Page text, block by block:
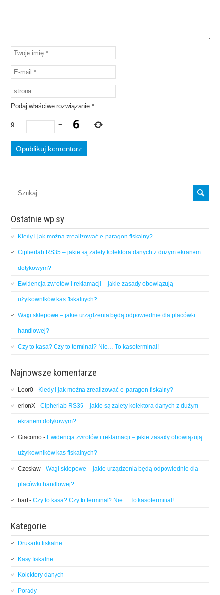
Podaj właściwe rozwiązanie *
9 − =
Ostatnie wpisy
Kiedy i jak można zrealizować e-paragon fiskalny?
Cipherlab RS35 – jakie są zalety kolektora danych z dużym ekranem
dotykowym?
Ewidencja zwrotów i reklamacji – jakie zasady obowiązują
użytkowników kas fiskalnych?
Wagi sklepowe – jakie urządzenia będą odpowiednie dla placówki
handlowej?
Czy to kasa? Czy to terminal? Nie… To kasoterminal!
Najnowsze komentarze
Leor0 - Kiedy i jak można zrealizować e-paragon fiskalny?
erionX -Cipherlab RS35 – jakie są zalety kolektora danych z dużym
ekranem dotykowym?
Giacomo - Ewidencja zwrotów i reklamacji – jakie zasady obowiązują
użytkowników kas fiskalnych?
Czesław -Wagi sklepowe – jakie urządzenia będą odpowiednie dla
placówki handlowej?
bart-Czy to kasa? Czy to terminal? Nie… To kasoterminal!
Kategorie
Drukarki fiskalne
Kasy fiskalne
Kolektory danych
Porady